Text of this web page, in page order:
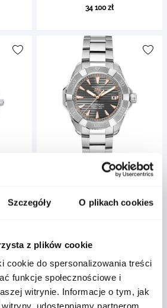
Szczegóły O plikach cookies
z plików cookie
cookie do spersonalizowania treści
funkcje społecznościowe i
witrynie. Informacje o tym, jak
udostępniamy partnerom
34 100 zł
TAG Heuer
Aquaracer Professional 200